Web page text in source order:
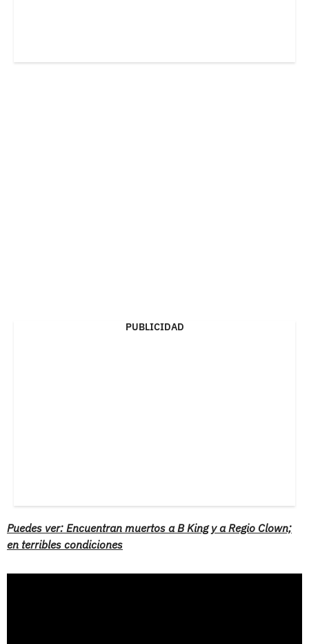
PUBLICIDAD
Puedes ver: Encuentran muertos a B King y a Regio Clown;
en terribles condiciones